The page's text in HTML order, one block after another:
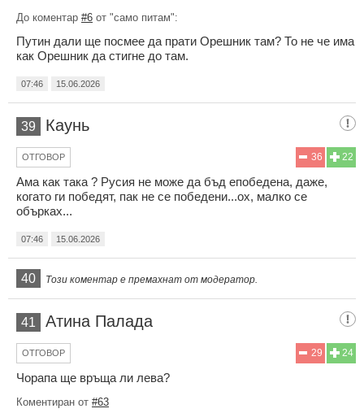
До коментар #6 от "само питам":
Путин дали ще посмее да прати Орешник там? То не че има
как Орешник да стигне до там.
07:46 15.06.2026
39 Каунь
22
36
ОТГОВОР
Ама как така ? Русия не може да бъд епобедена, даже,
когато ги победят, пак не се победени...ох, малко се
обърках...
07:46 15.06.2026
40 Този коментар е премахнат от модератор.
41 Атина Палада
24
29
ОТГОВОР
Чорапа ще връща ли лева?
Коментиран от #63